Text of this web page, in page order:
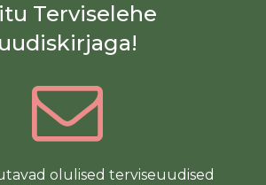
Terviselehe
uudiskirjaga!
olulised terviseuudised